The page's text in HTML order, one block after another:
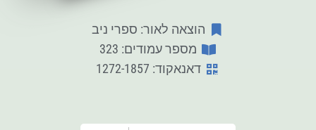
הוצאה לאור: ספרי ניב
מספר עמודים: 323
דאנאקוד: 1272-1857